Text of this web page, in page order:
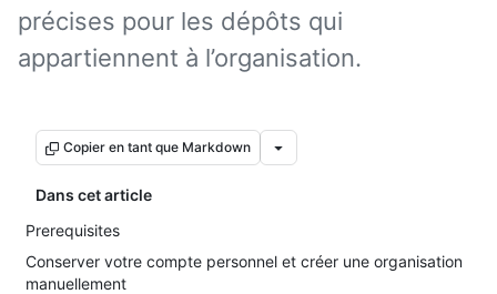
précises pour les dépôts qui
appartiennent à l’organisation.
Copier en tant que Markdown
Dans cet article
Prerequisites
Conserver votre compte personnel et créer une organisation
manuellement